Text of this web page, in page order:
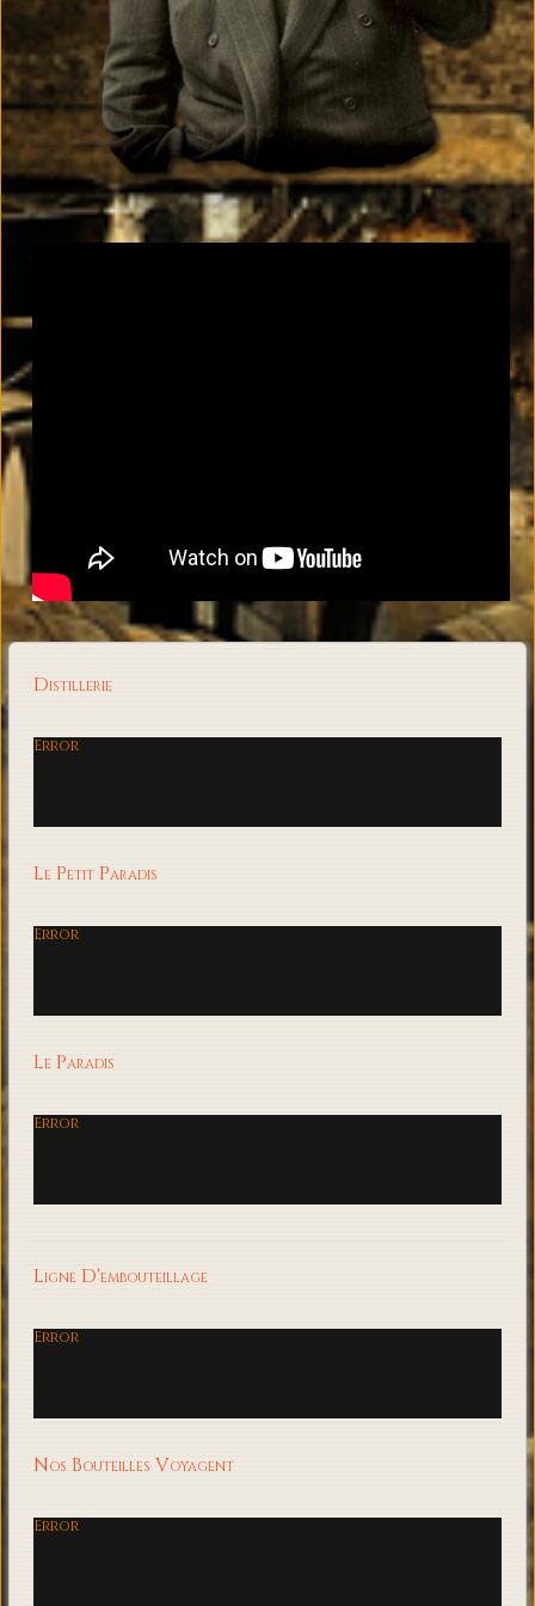
Distillerie
Error
Le Petit Paradis
Error
Le Paradis
Error
Ligne D'embouteillage
Error
Nos Bouteilles Voyagent
Error